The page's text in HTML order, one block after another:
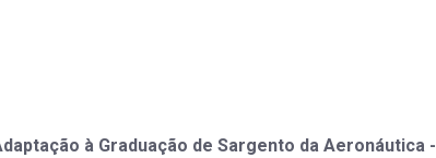
à Graduação de Sargento da Aeronáutica -